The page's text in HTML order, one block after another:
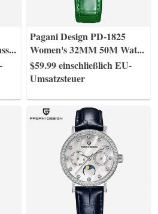
...
Pagani Design PD-1825
Women's 32MM 50M Wat...
$59.99einschließlich EU-
Umsatzsteuer